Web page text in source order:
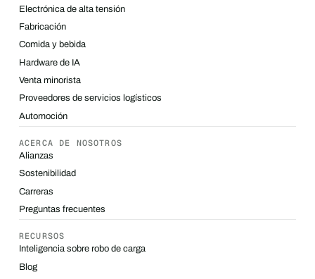
Electrónica de alta tensión
Fabricación
Comida y bebida
Hardware de IA
Venta minorista
Proveedores de servicios logísticos
Automoción
ACERCA DE NOSOTROS
Alianzas
Sostenibilidad
Carreras
Preguntas frecuentes
RECURSOS
Inteligencia sobre robo de carga
Blog